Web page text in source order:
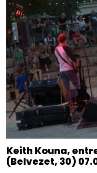
Keith Kouna,
(Belvezet, 30)